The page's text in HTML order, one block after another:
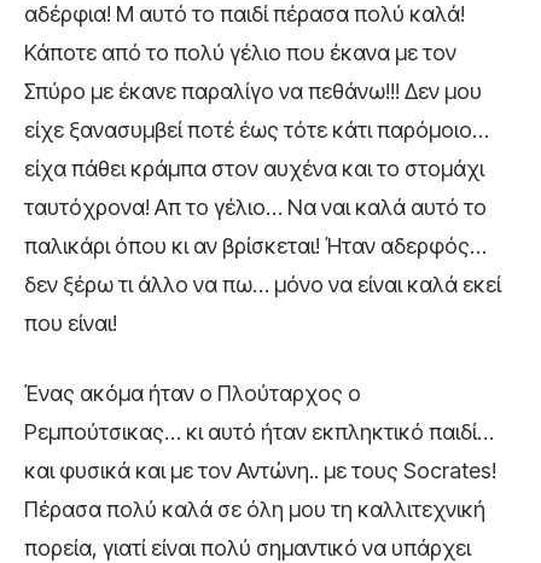
αδέρφια! Μ αυτό το παιδί πέρασα πολύ καλά!
Κάποτε από το πολύ γέλιο που έκανα με τον
Σπύρο με έκανε παραλίγο να πεθάνω!!! Δεν μου
είχε ξανασυμβεί ποτέ έως τότε κάτι παρόμοιο…
είχα πάθει κράμπα στον αυχένα και το στομάχι
ταυτόχρονα! Απ το γέλιο… Να ναι καλά αυτό το
παλικάρι όπου κι αν βρίσκεται! Ήταν αδερφός…
δεν ξέρω τι άλλο να πω… μόνο να είναι καλά εκεί
που είναι!
Ένας ακόμα ήταν ο Πλούταρχος ο
Ρεμπούτσικας… κι αυτό ήταν εκπληκτικό παιδί…
και φυσικά και με τον Αντώνη.. με τους Socrates!
Πέρασα πολύ καλά σε όλη μου τη καλλιτεχνική
πορεία, γιατί είναι πολύ σημαντικό να υπάρχει